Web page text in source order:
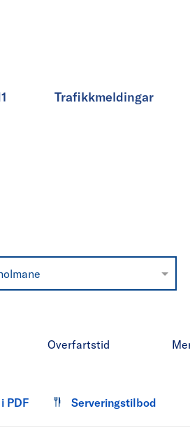
Trafikkmeldingar
Overfartstid
PDF Serveringstilbod